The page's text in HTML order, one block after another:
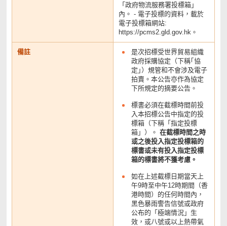
「政府物流服務署投標箱」
內。 - 電子投標的資料，載於
電子投標箱網站:
https://pcms2.gld.gov.hk。
備註
是次招標受世界貿易組織
政府採購協定（下稱｢協
定｣）規管和不會涉及電子
拍賣。本公告亦作為協定
下所規定的摘要公告。
標書必須在截標時間前投
入本招標公告中指定的投
標箱（下稱「指定投標
箱」）。在截標時間之時
或之後投入指定投標箱的
標書或未有投入指定投標
箱的標書將不獲考慮。
如在上述截標日期當天上
午9時至中午12時期間（香
港時間）的任何時間內，
黑色暴雨警告信號或政府
公布的「極端情況」生
效，或八號或以上熱帶氣